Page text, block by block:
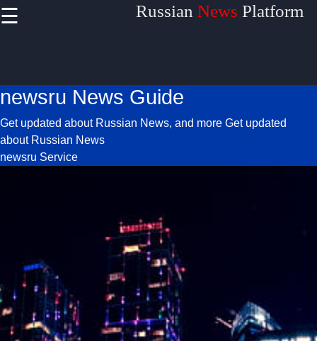
newsru News Guide
Get updated about Russian News, and more Get updated
about Russian News
newsru Service
☰ Russian News Platform
Home
Definitions
Facebook
Instagram